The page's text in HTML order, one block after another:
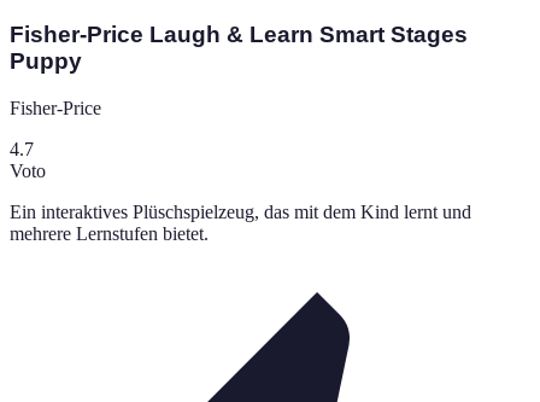
Fisher-Price Laugh & Learn Smart Stages
Puppy
Fisher-Price
4.7
Voto
Ein interaktives Plüschspielzeug, das mit dem Kind lernt und
mehrere Lernstufen bietet.